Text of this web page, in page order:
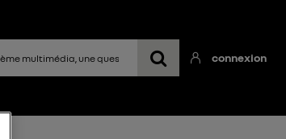
connexion